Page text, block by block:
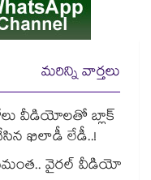
మరిన్ని వార్తలు
వీడియోలతో బ్లాక్
ఖిలాడీ లేడీ..!
సమంత.. వైరల్ వీడియో